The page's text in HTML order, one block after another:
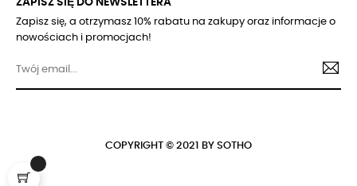
ZAPISZ SIĘ DO NEWSLETTERA
Zapisz się, a otrzymasz 10% rabatu na zakupy oraz informacje o
nowościach i promocjach!
COPYRIGHT © 2021 BY SOTHO